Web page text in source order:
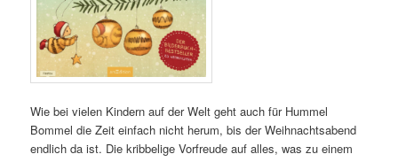
Wie bei vielen Kindern auf der Welt geht auch für Hummel
Bommel die Zeit einfach nicht herum, bis der Weihnachtsabend
endlich da ist. Die kribbelige Vorfreude auf alles, was zu einem